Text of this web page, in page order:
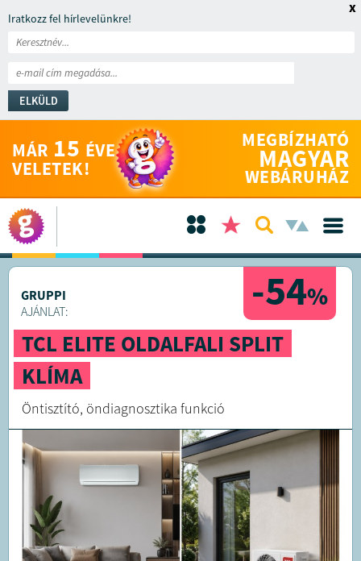
Iratkozz fel hírlevelünkre!
ELKÜLD
x
MÁR 15 ÉVE
VELETEK!
MEGBÍZHATÓ
MAGYAR
WEBÁRUHÁZ
-54%
GRUPPI
AJÁNLAT:
TCL ELITE OLDALFALI SPLIT
KLÍMA
Öntisztító, öndiagnosztika funkció